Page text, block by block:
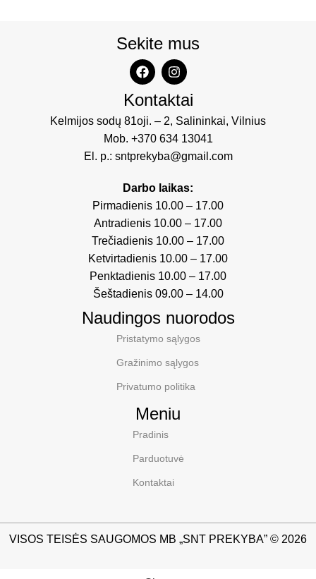
Sekite mus
Kontaktai
Kelmijos sodų 81oji. – 2, Salininkai, Vilnius
Mob. +370 634 13041
El. p.: sntprekyba@gmail.com
Darbo laikas:
Pirmadienis 10.00 – 17.00
Antradienis 10.00 – 17.00
Trečiadienis 10.00 – 17.00
Ketvirtadienis 10.00 – 17.00
Penktadienis 10.00 – 17.00
Šeštadienis 09.00 – 14.00
Naudingos nuorodos
Pristatymo sąlygos
Gražinimo sąlygos
Privatumo politika
Meniu
Pradinis
Parduotuvė
Kontaktai
VISOS TEISĖS SAUGOMOS MB „SNT PREKYBA” © 2026